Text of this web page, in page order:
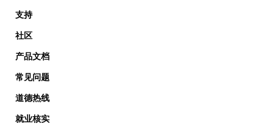
支持
社区
产品文档
常见问题
道德热线
就业核实